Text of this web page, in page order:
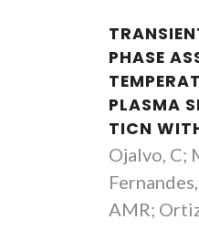
PHASE
PLASMA
TICN
Ojalvo, C;
AMR;